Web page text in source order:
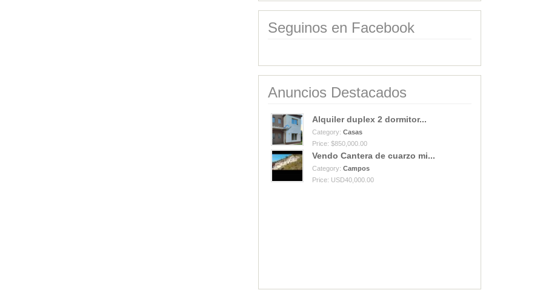
Seguinos en Facebook
Anuncios Destacados
Alquiler duplex 2 dormitor...
Category: Casas
Price: $850,000.00
Vendo Cantera de cuarzo mi...
Category: Campos
Price: USD40,000.00